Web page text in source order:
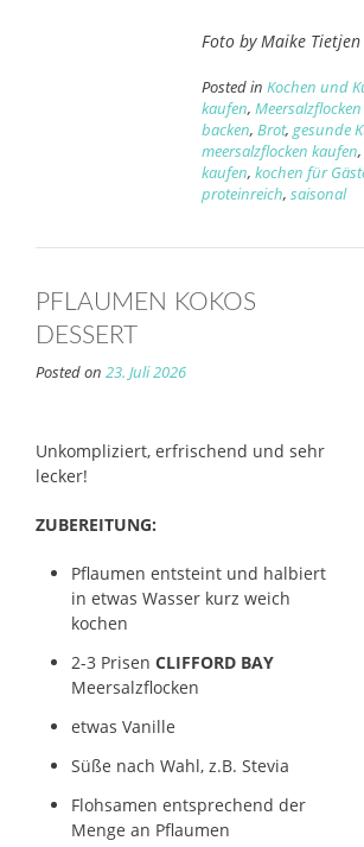
Foto by Maike Tietjen
Posted in Kochen und
kaufen,
backen, Brot, gesunde
meersalzflocken kaufen,
kaufen, kochen für
proteinreich, saisonal
PFLAUMEN KOKOS
DESSERT
Posted on 23. Juli 2026
Unkompliziert, erfrischend und sehr
lecker!
ZUBEREITUNG:
Pflaumen entsteint und halbiert
in etwas Wasser kurz weich
kochen
2-3 Prisen CLIFFORD BAY
Meersalzflocken
etwas Vanille
Süße nach Wahl, z.B. Stevia
Flohsamen entsprechend der
Menge an Pflaumen